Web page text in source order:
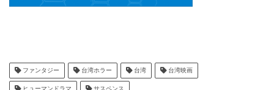
ファンタジー 台湾ホラー 台湾 台湾映画
ヒューマンドラマ サスペンス